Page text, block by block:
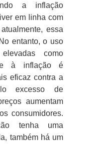
a inflação
em linha com
essa
entanto, o uso
como
à inflação é
eficaz contra a
excesso de
aumentam
consumidores.
tenha uma
também há um